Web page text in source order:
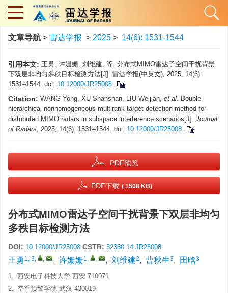
文章导航 > 雷达学报 > 2025 > 14(6): 1531-1544
引用本文: 王勇, 许姗姗, 刘维建, 等. 分布式MIMO雷达子空间干扰背景
下双层非均匀多秩目标检测方法[J]. 雷达学报(中英文), 2025, 14(6):
1531–1544. doi: 10.12000/JR25008
Citation: WANG Yong, XU Shanshan, LIU Weijian, et al. Double
hierarchical nonhomogeneous multirank target detection method for
distributed MIMO radars in subspace interference scenarios[J]. Journal
of Radars, 2025, 14(6): 1531–1544. doi: 10.12000/JR25008
PDF预览
PDF下载 ( 1508 KB)
分布式MIMO雷达子空间干扰背景下双层非均匀
多秩目标检测方法
DOI: 10.12000/JR25008 CSTR: 32380.14.JR25008
王勇 1, 3, , , 许姗姗1, , , 刘维建2, 曹秋生3, 田晗3
1. 西安电子科技大学 西安 710071
2. 空军预警学院 武汉 430019